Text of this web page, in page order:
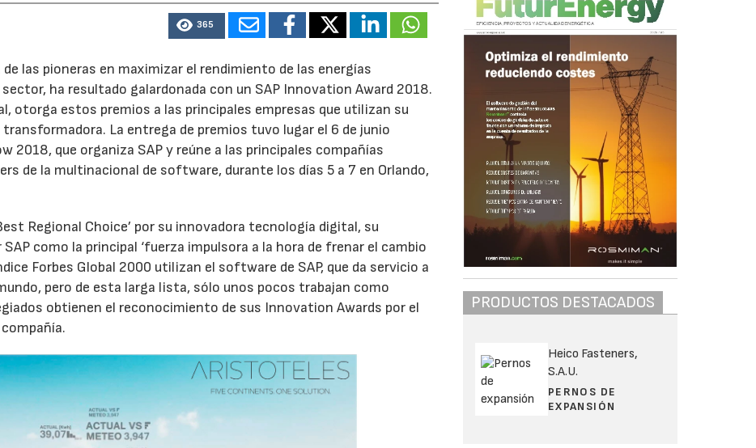
365
las pioneras en maximizar el rendimiento de las energías
ha resultado galardonada con un SAP Innovation Award 2018.
otorga estos premios a las principales empresas que utilizan su
La entrega de premios tuvo lugar el 6 de junio
2018, que organiza SAP y reúne a las principales compañías
de la multinacional de software, durante los días 5 a 7 en Orlando,
Regional Choice’ por su innovadora tecnología digital, su
como la principal ‘fuerza impulsora a la hora de frenar el cambio
Forbes Global 2000 utilizan el software de SAP, que da servicio a
pero de esta larga lista, sólo unos pocos trabajan como
obtienen el reconocimiento de sus Innovation Awards por el
PRODUCTOS DESTACADOS
Heico Fasteners,
S.A.U.
PERNOS DE
EXPANSIÓN